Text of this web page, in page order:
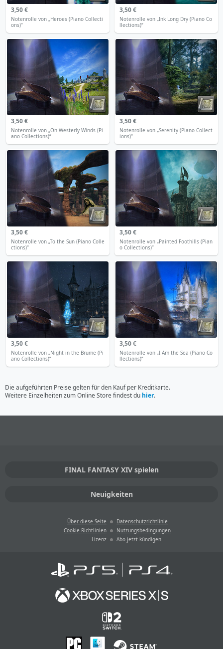
3,50 €
Notenrolle von „Heroes (Piano Collecti
ons)“
3,50 €
Notenrolle von „Ink Long Dry (Piano Co
llections)“
3,50 €
Notenrolle von „On Westerly Winds (Pi
ano Collections)“
3,50 €
Notenrolle von „Serenity (Piano Collect
ions)“
3,50 €
Notenrolle von „To the Sun (Piano Colle
ctions)“
3,50 €
Notenrolle von „Painted Foothills (Pian
o Collections)“
3,50 €
Notenrolle von „Night in the Brume (Pi
ano Collections)“
3,50 €
Notenrolle von „I Am the Sea (Piano Co
llections)“
Die aufgeführten Preise gelten für den Kauf per Kreditkarte.
Weitere Einzelheiten zum Online Store findest du hier.
FINAL FANTASY XIV spielen
Neuigkeiten
Über diese Seite
Datenschutzrichtlinie
Cookie-Richtlinien
Nutzungsbedingungen
Lizenz
Abo jetzt kündigen